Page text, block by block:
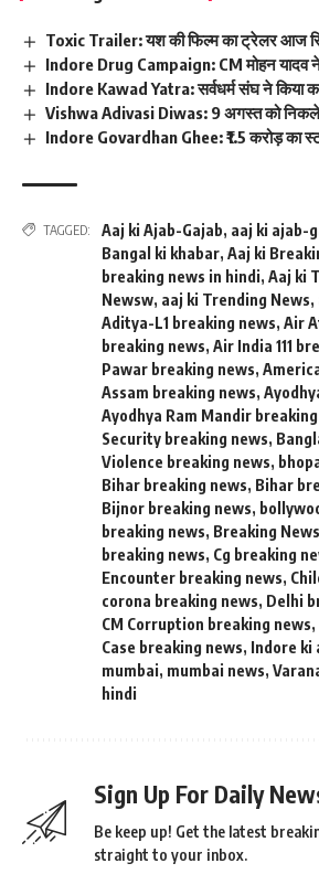
Toxic Trailer: यश की फिल्म का ट्रेलर आज
Indore Drug Campaign: CM मोहन यादव ने
Indore Kawad Yatra: सर्वधर्म संघ ने किया
Vishwa Adivasi Diwas: 9 अगस्त को
Indore Govardhan Ghee: ₹1.5 करोड़ का
TAGGED: Aaj ki Ajab-Gajab, aaj ki ajab-
Bangal ki khabar, Aaj ki
breaking news in hindi, Aaj ki
Newsw, aaj ki Trending News,
Aditya-L1 breaking news, Air
breaking news, Air India 111
Pawar breaking news,
Assam breaking news,
Ayodhya Ram Mandir
Security breaking news,
Violence breaking news,
Bihar breaking news, Bihar
Bijnor breaking news,
breaking news, Breaking
breaking news, Cg breaking
Encounter breaking news,
corona breaking news, Delhi
CM Corruption breaking news,
Case breaking news, Indore ki
mumbai, mumbai news,
hindi
Sign Up For Daily
Be keep up! Get the latest
straight to your inbox.